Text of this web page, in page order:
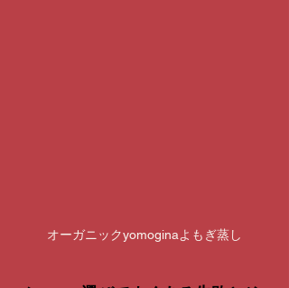
オーガニックyomoginaよもぎ蒸し